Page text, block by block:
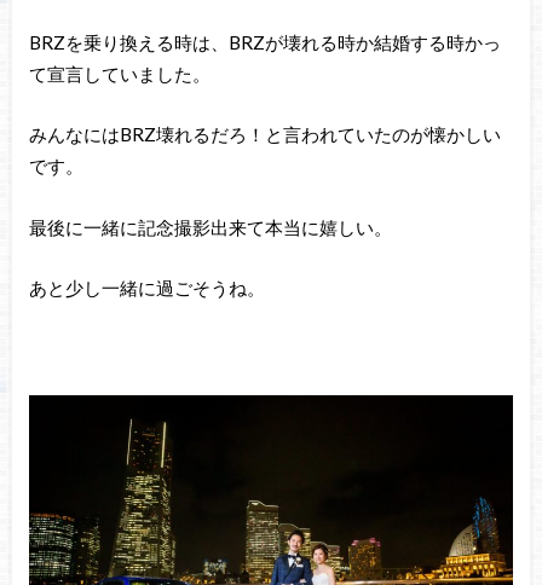
BRZを乗り換える時は、BRZが壊れる時か結婚する時かっ
て宣言していました。
みんなにはBRZ壊れるだろ！と言われていたのが懐かしい
です。
最後に一緒に記念撮影出来て本当に嬉しい。
あと少し一緒に過ごそうね。